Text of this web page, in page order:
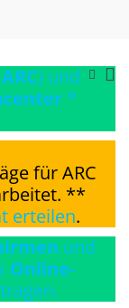
Such-
ARC) und
*
für ARC
**
erteilen.
und
Online-